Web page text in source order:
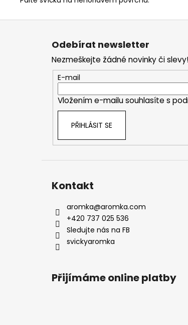
Z
Odebírat newsletter
Nezmeškejte žádné novinky či slevy!
E-mail
Vložením e-mailu souhlasíte s
PŘIHLÁSIT SE
Kontakt
aromka@aromka.com
+420 737 025 536
Sledujte nás na FB
svickyaromka
Přijímáme online platby